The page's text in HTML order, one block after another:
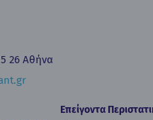
26 Αθήνα
Επείγοντα